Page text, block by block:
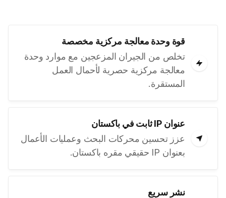
قوة وحدة معالجة مركزية مخصصة
تخلص من الجيران المزعجين مع موارد وحدة
معالجة مركزية حصرية لأحمال العمل
المستقرة.
عنوان IP ثابت في باكستان
عزز تحسين محركات البحث وعمليات الأعمال
بعنوان IP حقيقي مقره باكستان.
نشر سريع